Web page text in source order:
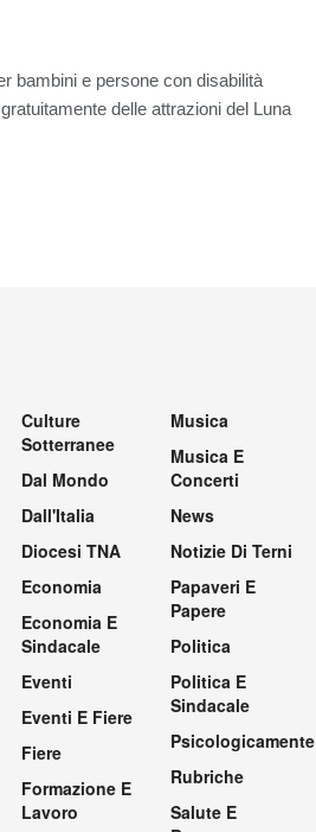
bambini e persone con disabilità
delle attrazioni del Luna
Culture
Sotterranee
Dal Mondo
Dall'Italia
Diocesi TNA
Economia
Economia E
Sindacale
Eventi
Eventi E Fiere
Fiere
Formazione E
Lavoro
Musica
Musica E
Concerti
News
Notizie Di Terni
Papaveri E
Papere
Politica
Politica E
Sindacale
Psicologicamente
Rubriche
Salute E